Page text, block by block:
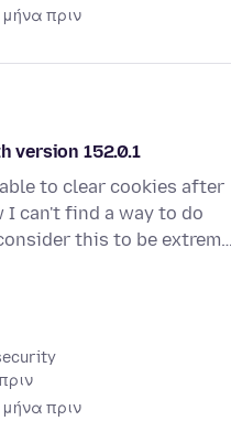
μήνα πριν
version 152.0.1
to clear cookies after
can't find a way to do
this to be
μήνα πριν